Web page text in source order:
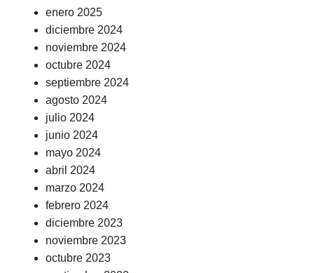
enero 2025
diciembre 2024
noviembre 2024
octubre 2024
septiembre 2024
agosto 2024
julio 2024
junio 2024
mayo 2024
abril 2024
marzo 2024
febrero 2024
diciembre 2023
noviembre 2023
octubre 2023